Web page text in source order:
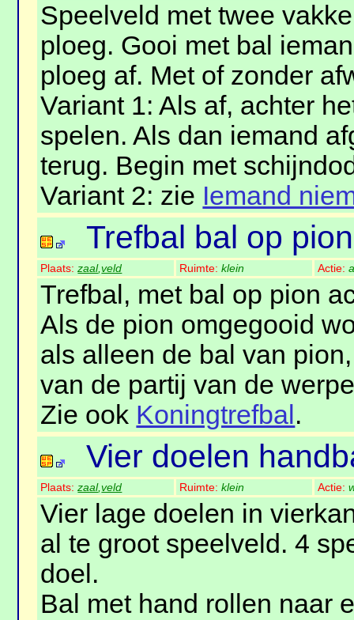
Speelveld met twee
ploeg. Gooi met bal
ploeg af. Met of zonder
Variant 1: Als af, achter
spelen. Als dan iemand
terug. Begin met
Variant 2: zie Iemand
Trefbal bal op pion
Plaats:zaal,veld Ruimte:klein Actie:
Trefbal, met bal op pion
Als de pion omgegooid
als alleen de bal van
van de partij van de
Zie ook Koningtrefbal .
Vier doelen
Plaats:zaal,veld Ruimte:klein Actie:
Vier lage doelen in
al te groot speelveld. 4
doel.
Bal met hand rollen naar